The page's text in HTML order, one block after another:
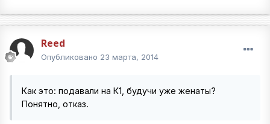
Reed
Опубликовано 23 марта, 2014
Как это: подавали на К1, будучи уже женаты?
Понятно, отказ.